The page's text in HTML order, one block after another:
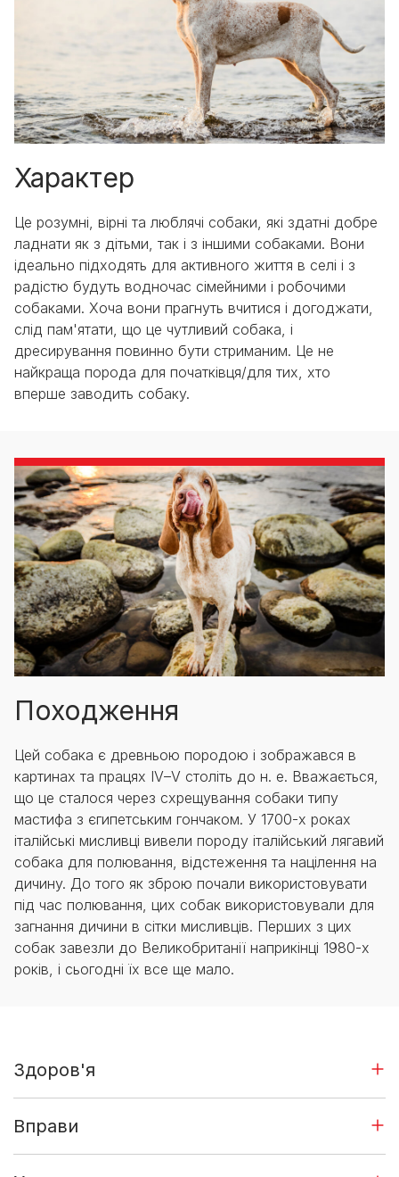
Характер
Це розумні, вірні та люблячі собаки, які здатні добре
ладнати як з дітьми, так і з іншими собаками. Вони
ідеально підходять для активного життя в селі і з
радістю будуть водночас сімейними і робочими
собаками. Хоча вони прагнуть вчитися і догоджати,
слід пам'ятати, що це чутливий собака, і
дресирування повинно бути стриманим. Це не
найкраща порода для початківця/для тих, хто
вперше заводить собаку.
Походження
Цей собака є древньою породою і зображався в
картинах та працях IV–V століть до н. е. Вважається,
що це сталося через схрещування собаки типу
мастифа з єгипетським гончаком. У 1700-х роках
італійські мисливці вивели породу італійський лягавий
собака для полювання, відстеження та націлення на
дичину. До того як зброю почали використовувати
під час полювання, цих собак використовували для
загнання дичини в сітки мисливців. Перших з цих
собак завезли до Великобританії наприкінці 1980-х
років, і сьогодні їх все ще мало.
Здоров'я
Вправи